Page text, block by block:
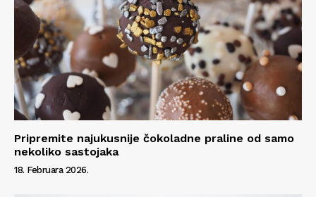
Pripremite najukusnije čokoladne praline od samo
nekoliko sastojaka
18. Februara 2026.